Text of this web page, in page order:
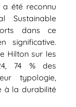
a été reconnu
Sustainable
dans ce
significative.
Hilton sur les
74 % des
typologie,
à la durabilité